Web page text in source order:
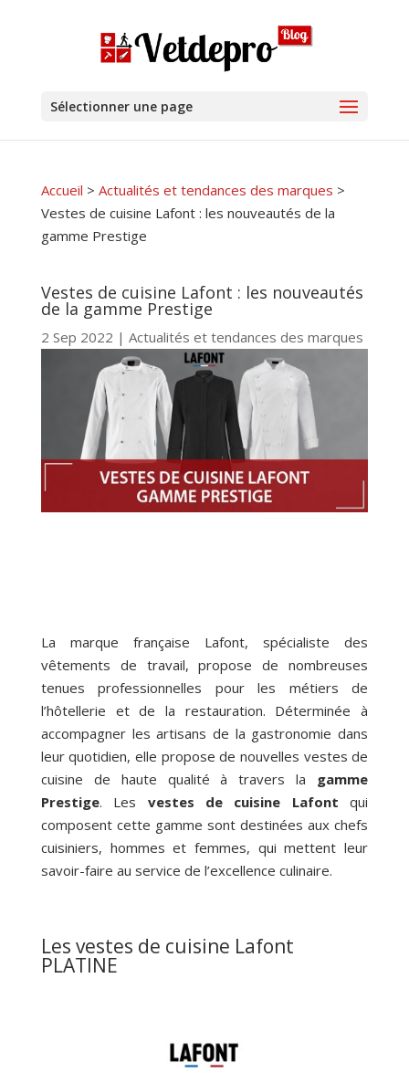
Sélectionner une page
Accueil > Actualités et tendances des marques >
Vestes de cuisine Lafont : les nouveautés de la
gamme Prestige
Vestes de cuisine Lafont : les nouveautés
de la gamme Prestige
2 Sep 2022 | Actualités et tendances des marques
La marque française Lafont, spécialiste des
vêtements de travail, propose de nombreuses
tenues professionnelles pour les métiers de
l’hôtellerie et de la restauration. Déterminée à
accompagner les artisans de la gastronomie dans
leur quotidien, elle propose de nouvelles vestes de
cuisine de haute qualité à travers la gamme
Prestige. Les vestes de cuisine Lafont qui
composent cette gamme sont destinées aux chefs
cuisiniers, hommes et femmes, qui mettent leur
savoir-faire au service de l’excellence culinaire.
Les vestes de cuisine Lafont
PLATINE